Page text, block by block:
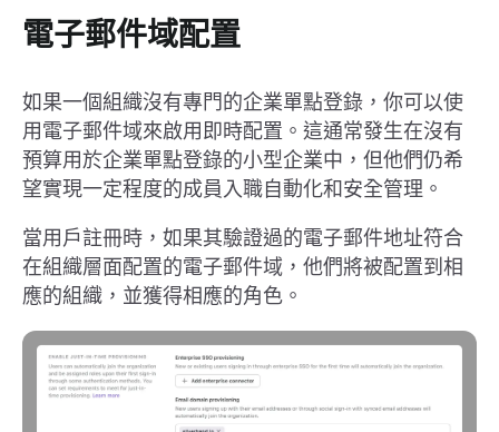
電子郵件域配置
如果一個組織沒有專門的企業單點登錄，你可以使
用電子郵件域來啟用即時配置。這通常發生在沒有
預算用於企業單點登錄的小型企業中，但他們仍希
望實現一定程度的成員入職自動化和安全管理。
當用戶註冊時，如果其驗證過的電子郵件地址符合
在組織層面配置的電子郵件域，他們將被配置到相
應的組織，並獲得相應的角色。